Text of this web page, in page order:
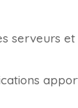
serveurs et